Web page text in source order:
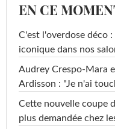
EN CE
C'est l'overdose déco
iconique dans nos
Audrey Crespo-Mara
Ardisson : "Je n'ai
Cette nouvelle coupe
plus demandée chez